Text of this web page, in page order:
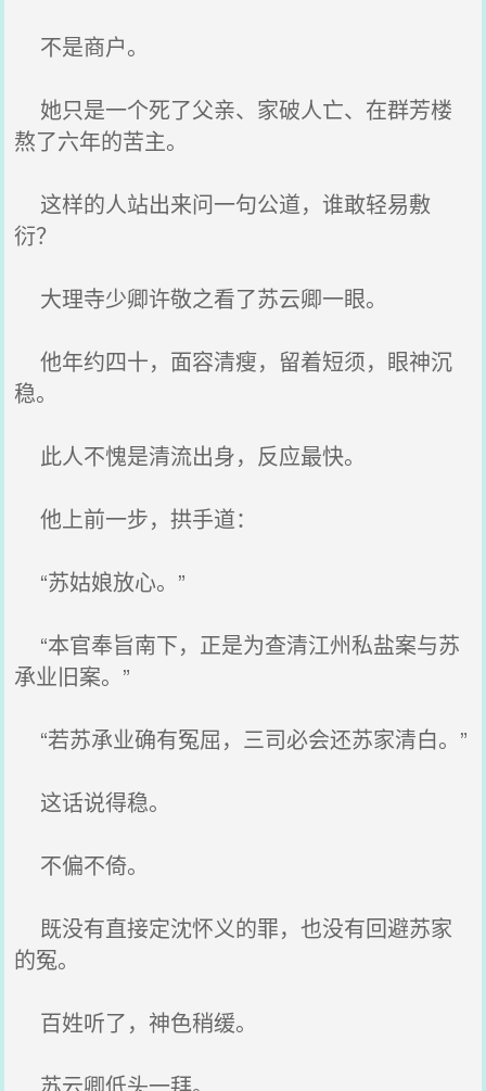
不是商户。
她只是一个死了父亲、家破人亡、在群芳楼
熬了六年的苦主。
这样的人站出来问一句公道，谁敢轻易敷
衍？
大理寺少卿许敬之看了苏云卿一眼。
他年约四十，面容清瘦，留着短须，眼神沉
稳。
此人不愧是清流出身，反应最快。
他上前一步，拱手道：
“苏姑娘放心。”
“本官奉旨南下，正是为查清江州私盐案与苏
承业旧案。”
“若苏承业确有冤屈，三司必会还苏家清白。”
这话说得稳。
不偏不倚。
既没有直接定沈怀义的罪，也没有回避苏家
的冤。
百姓听了，神色稍缓。